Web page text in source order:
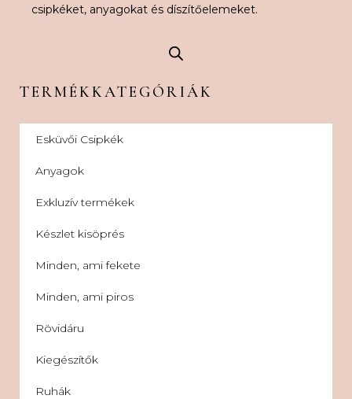
csipkéket, anyagokat és díszítőelemeket.
TERMÉKKATEGÓRIÁK
Esküvői Csipkék
Anyagok
Exkluzív termékek
Készlet kisöprés
Minden, ami fekete
Minden, ami piros
Rövidáru
Kiegészítők
Ruhák